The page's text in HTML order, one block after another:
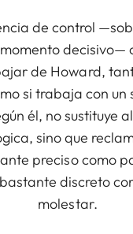
de control
de Howard,
si trabaja con un
él, no sustituye
sino que
preciso como
discreto
molestar.